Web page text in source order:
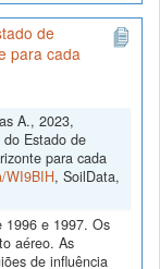
de
para cada
A., 2023,
do Estado de
para cada
WI9BIH, SoilData,
1996 e 1997. Os
aéreo. As
de influência